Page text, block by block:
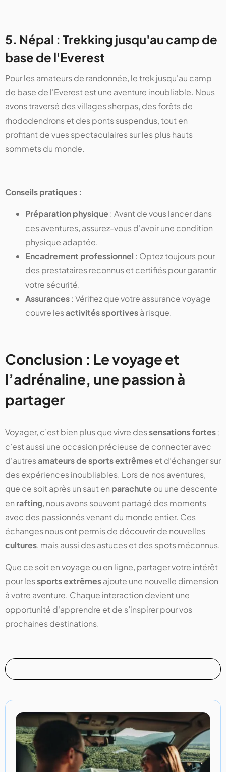
5. Népal : Trekking jusqu'au camp de
base de l'Everest
Pour les amateurs de randonnée, le trek jusqu'au camp
de base de l'Everest est une aventure inoubliable. Nous
avons traversé des villages sherpas, des forêts de
rhododendrons et des ponts suspendus, tout en
profitant de vues spectaculaires sur les plus hauts
sommets du monde.
Conseils pratiques :
Préparation physique: Avant de vous lancer dans
ces aventures, assurez-vous d'avoir une condition
physique adaptée.
Encadrement professionnel : Optez toujours pour
des prestataires reconnus et certifiés pour garantir
votre sécurité.
Assurances: Vérifiez que votre assurance voyage
couvre lesactivités sportivesà risque.
Conclusion : Le voyage et
l’adrénaline, une passion à
partager
Voyager, c’est bien plus que vivre dessensations fortes;
c’est aussi une occasion précieuse de connecter avec
d'autresamateurs de sports extrêmeset d’échanger sur
des expériences inoubliables. Lors de nos aventures,
que ce soit après un saut en parachuteou une descente
en rafting, nous avons souvent partagé des moments
avec des passionnés venant du monde entier. Ces
échanges nous ont permis de découvrir de nouvelles
cultures, mais aussi des astuces et des spots méconnus.
Que ce soit en voyage ou en ligne, partager votre intérêt
pour lessports extrêmesajoute une nouvelle dimension
à votre aventure. Chaque interaction devient une
opportunité d'apprendre et de s’inspirer pour vos
prochaines destinations.